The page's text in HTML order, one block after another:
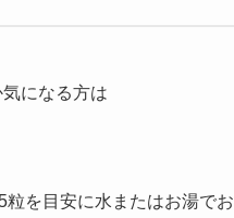
になる方は
を目安に水またはお湯で